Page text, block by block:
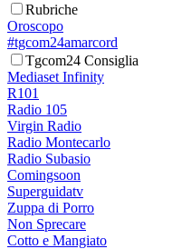
Rubriche
Oroscopo
#tgcom24amarcord
Tgcom24 Consiglia
Mediaset Infinity
R101
Radio 105
Virgin Radio
Radio Montecarlo
Radio Subasio
Comingsoon
Superguidatv
Zuppa di Porro
Non Sprecare
Cotto e Mangiato